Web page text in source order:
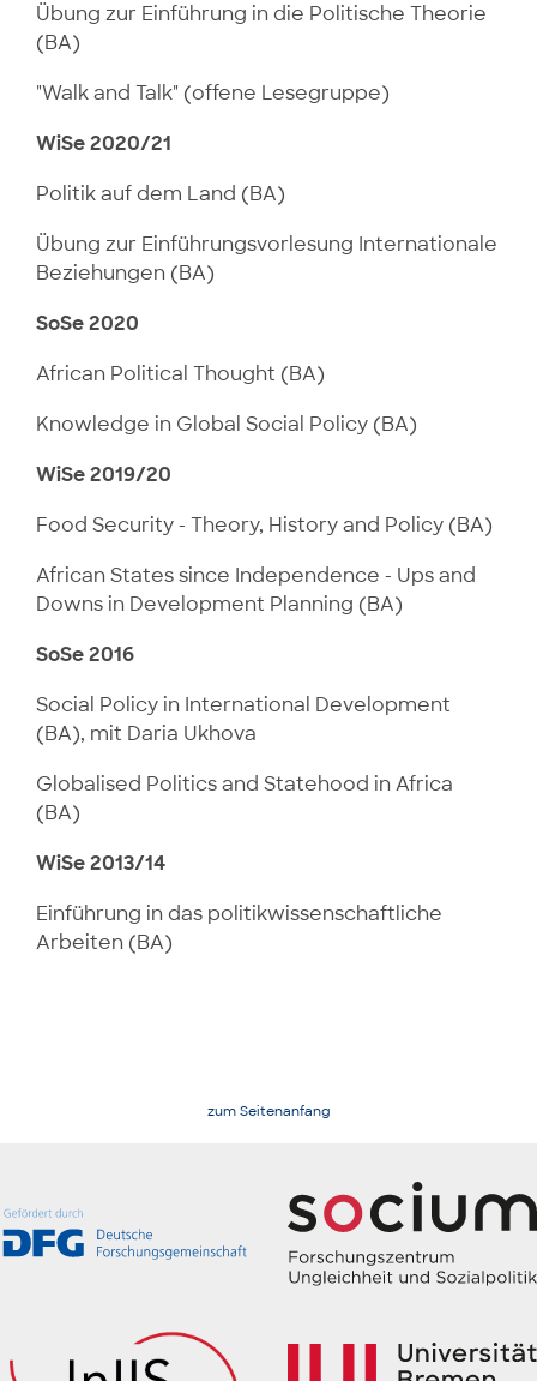
Übung zur Einführung in die Politische Theorie
(BA)
"Walk and Talk" (offene Lesegruppe)
WiSe 2020/21
Politik auf dem Land (BA)
Übung zur Einführungsvorlesung Internationale
Beziehungen (BA)
SoSe 2020
African Political Thought (BA)
Knowledge in Global Social Policy (BA)
WiSe 2019/20
Food Security - Theory, History and Policy (BA)
African States since Independence - Ups and
Downs in Development Planning (BA)
SoSe 2016
Social Policy in International Development
(BA), mit Daria Ukhova
Globalised Politics and Statehood in Africa
(BA)
WiSe 2013/14
Einführung in das politikwissenschaftliche
Arbeiten (BA)
zum Seitenanfang